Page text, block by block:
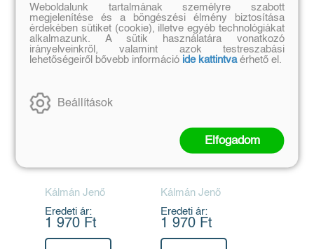
Szerző további művei
Kálmán Jenő
Eredeti ár:
1 970 Ft
Sicc
Meseországban -
Diafilm
Kálmán Jenő
Eredeti ár:
1 970 Ft
Weboldalunk tartalmának személyre szabott
megjelenítése és a böngészési élmény biztosítása
érdekében sütiket (cookie), illetve egyéb technológiákat
alkalmazunk. A sütik használatára vonatkozó
irányelveinkről, valamint azok testreszabási
lehetőségeiről bővebb információ ide kattintvaérhető el.
Beállítások
Elfogadom